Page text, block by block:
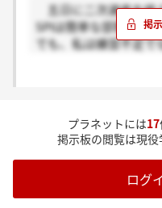
私は今日最終面接だ
切れる人でしたよ。説
意味で別人でした。
たよ。ただ今日ほど
て下さい。有意義な
次書き込む時はいい
が・・・。スマイルさ
って、もし役員クラス
五日に二次選考を終
SPIは簡単な部類でし
でも、私は練習不足
瞬時に話の流れを考
進行できれば良かった
何はともあれ、
私も三次選考に進める
メールは届かず、明日
プラネットには17
掲示板の閲覧は現役
ログ